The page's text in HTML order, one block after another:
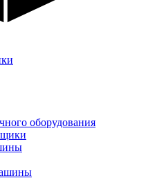
оборудования